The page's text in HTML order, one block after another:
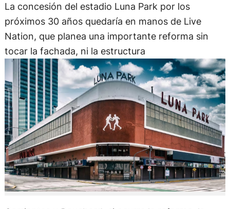
La concesión del estadio Luna Park por los
próximos 30 años quedaría en manos de Live
Nation, que planea una importante reforma sin
tocar la fachada, ni la estructura